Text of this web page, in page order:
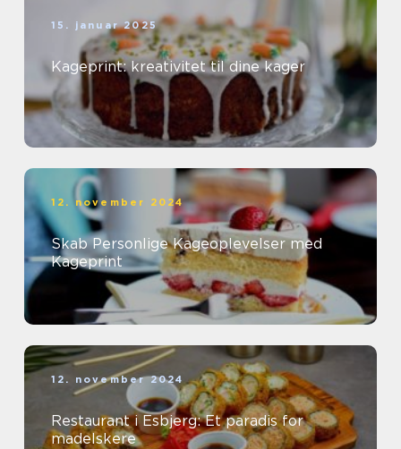
15. januar 2025
Kageprint: kreativitet til dine kager
12. november 2024
Skab Personlige Kageoplevelser med
Kageprint
12. november 2024
Restaurant i Esbjerg: Et paradis for
madelskere